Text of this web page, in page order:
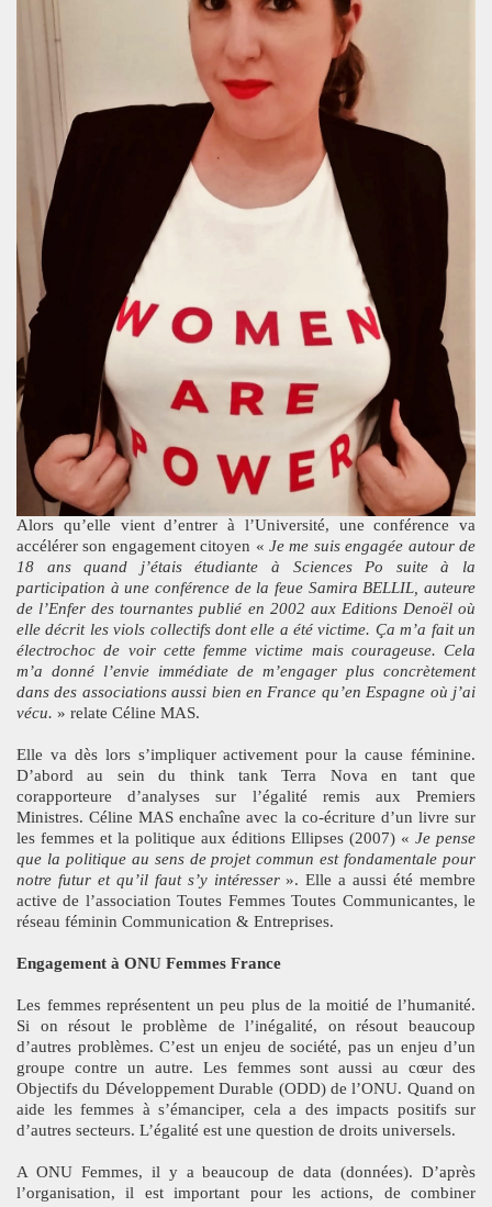
Alors qu’elle vient d’entrer à l’Université, une conférence va
accélérer son engagement citoyen « Je me suis engagée autour de
18 ans quand j’étais étudiante à Sciences Po suite à la
participation à une conférence de la feue Samira BELLIL, auteure
de l’Enfer des tournantes publié en 2002 aux Editions Denoël où
elle décrit les viols collectifs dont elle a été victime. Ça m’a fait un
électrochoc de voir cette femme victime mais courageuse. Cela
m’a donné l’envie immédiate de m’engager plus concrètement
dans des associations aussi bien en France qu’en Espagne où j’ai
vécu. » relate Céline MAS.
Elle va dès lors s’impliquer activement pour la cause féminine.
D’abord au sein du think tank Terra Nova en tant que
corapporteure d’analyses sur l’égalité remis aux Premiers
Ministres. Céline MAS enchaîne avec la co-écriture d’un livre sur
les femmes et la politique aux éditions Ellipses (2007) « Je pense
que la politique au sens de projet commun est fondamentale pour
notre futur et qu’il faut s’y intéresser ». Elle a aussi été membre
active de l’association Toutes Femmes Toutes Communicantes, le
réseau féminin Communication & Entreprises.
Engagement à ONU Femmes France
Les femmes représentent un peu plus de la moitié de l’humanité.
Si on résout le problème de l’inégalité, on résout beaucoup
d’autres problèmes. C’est un enjeu de société, pas un enjeu d’un
groupe contre un autre. Les femmes sont aussi au cœur des
Objectifs du Développement Durable (ODD) de l’ONU. Quand on
aide les femmes à s’émanciper, cela a des impacts positifs sur
d’autres secteurs. L’égalité est une question de droits universels.
A ONU Femmes, il y a beaucoup de data (données). D’après
l’organisation, il est important pour les actions, de combiner